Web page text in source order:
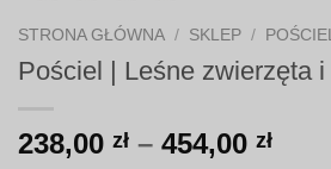
STRONA GŁÓWNA / SKLEP /
Pościel | Leśne zwierzęta
238,00 zł – 454,00 zł